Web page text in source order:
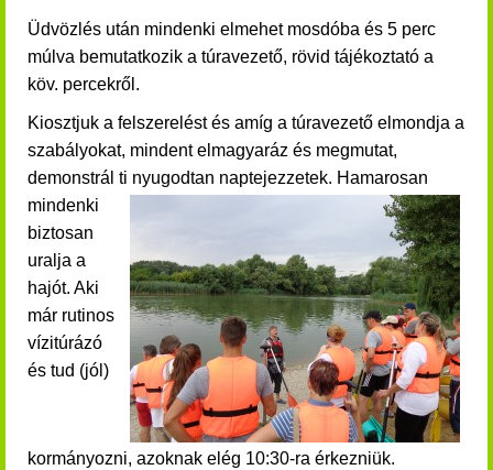
Üdvözlés után mindenki elmehet mosdóba és 5 perc
múlva bemutatkozik a túravezető, rövid tájékoztató a
köv. percekről.
Kiosztjuk a felszerelést és amíg a túravezető elmondja a
szabályokat, mindent elmagyaráz és megmutat,
demonstrál ti nyugodtan naptejezzetek. Hamarosan
mindenki
biztosan
uralja a
hajót. Aki
már rutinos
vízitúrázó
és tud (jól)
kormányozni, azoknak elég 10:30-ra érkezniük.